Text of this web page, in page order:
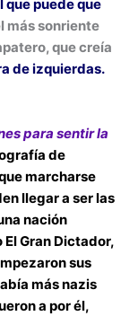
puede que
más sonriente
que creía
de izquierdas.
para sentir la
de
marcharse
llegar a ser las
nación
El Gran Dictador,
sus
más nazis
a por él,